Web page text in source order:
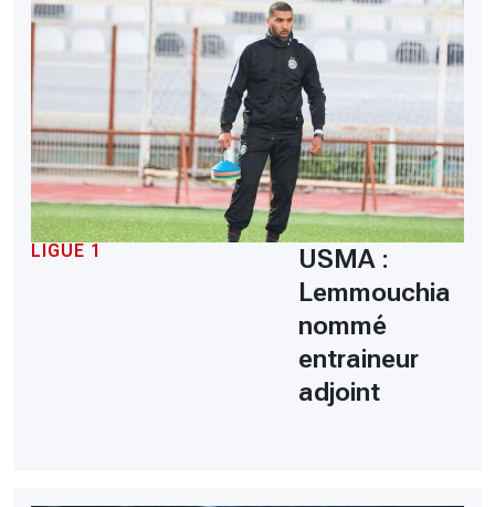
LIGUE 1
USMA :
Lemmouchia
nommé
entraineur
adjoint